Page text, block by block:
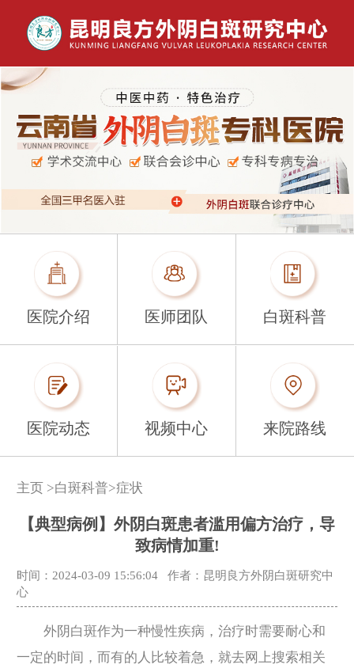
医院介绍 医师团队 白斑科普
医院动态 视频中心 来院路线
主页 >白斑科普>症状
【典型病例】外阴白斑患者滥用偏方治疗，导
致病情加重!
时间：2024-03-09 15:56:04
作者：昆明良方外阴白斑研究中
心
外阴白斑作为一种慢性疾病，治疗时需要耐心和
一定的时间，而有的人比较着急，就去网上搜索相关